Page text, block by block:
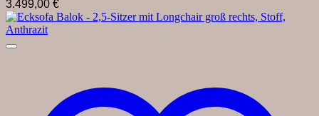
3.499,00 €